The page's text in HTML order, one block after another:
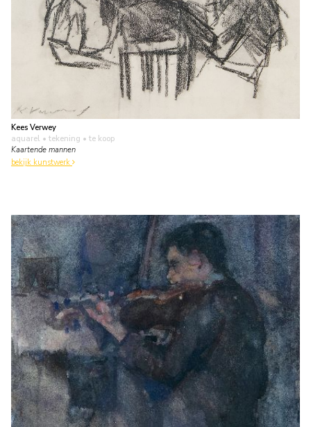
Kees Verwey
aquarel • tekening • te koop
Kaartende mannen
bekijk kunstwerk